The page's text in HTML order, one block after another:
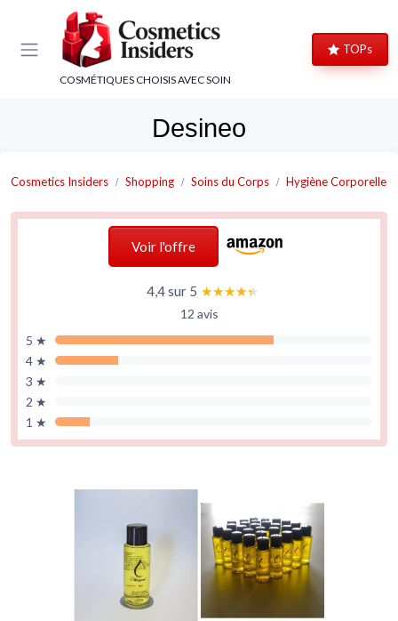
COSMÉTIQUES CHOISIS AVEC SOIN
TOPs
Desineo
Cosmetics Insiders Shopping Soins du Corps Hygiène Corporelle
Voir l'offre
4,4 sur 5 ★★★★★
★★★★★
12 avis
5 ★
4 ★
3 ★
2 ★
1 ★
Panneau de gestion des cookies